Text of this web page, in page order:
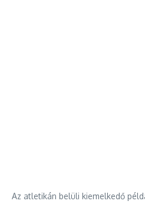
Az atletikán belüli kiemelkedő